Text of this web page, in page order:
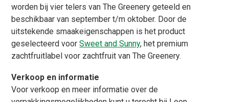
worden bij vier telers van The Greenery geteeld en
beschikbaar van september t/m oktober. Door de
uitstekende smaakeigenschappen is het product
geselecteerd voorSweet and Sunny, het premium
zachtfruitlabel voor zachtfruit van The Greenery.
Verkoop en informatie
Voor verkoop en meer informatie over de